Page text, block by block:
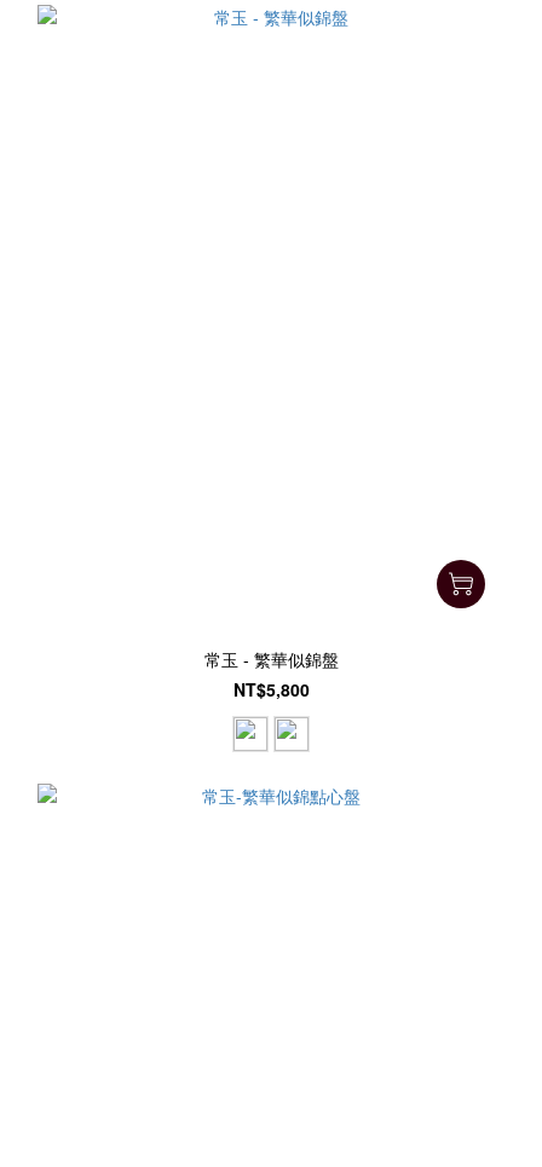
常玉 - 繁華似錦盤
NT$5,800